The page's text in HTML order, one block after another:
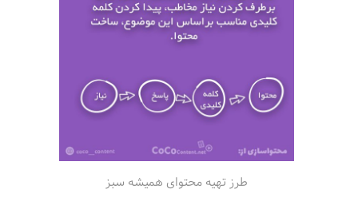
طرز تهیه محتوای همیشه سبز